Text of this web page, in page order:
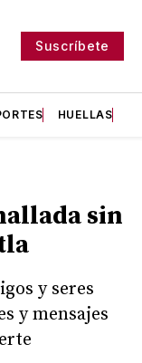
Suscríbete
HUELLAS
sin
y seres
y mensajes